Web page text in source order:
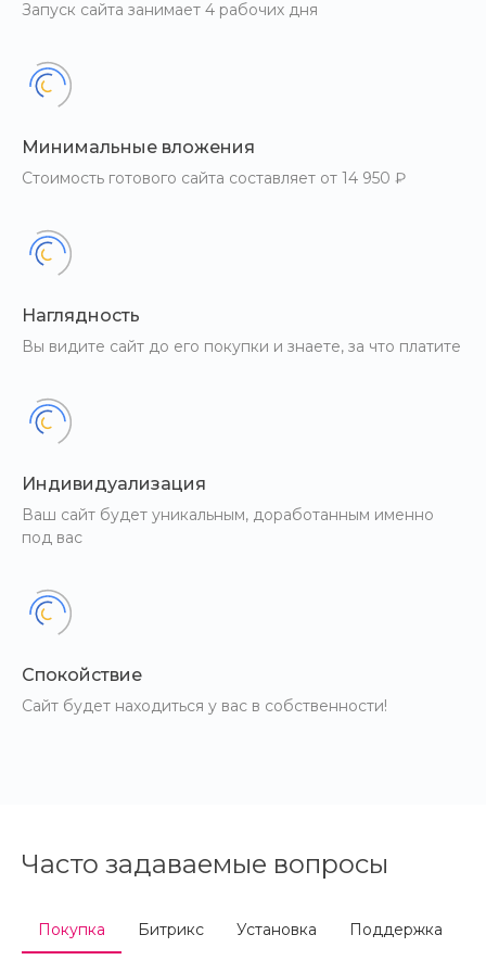
Запуск сайта занимает 4 рабочих дня
Минимальные вложения
Стоимость готового сайта составляет от 14 950 ₽
Наглядность
Вы видите сайт до его покупки и знаете, за что платите
Индивидуализация
Ваш сайт будет уникальным, доработанным именно
под вас
Спокойствие
Сайт будет находиться у вас в собственности!
Часто задаваемые вопросы
Покупка Битрикс Установка Поддержка